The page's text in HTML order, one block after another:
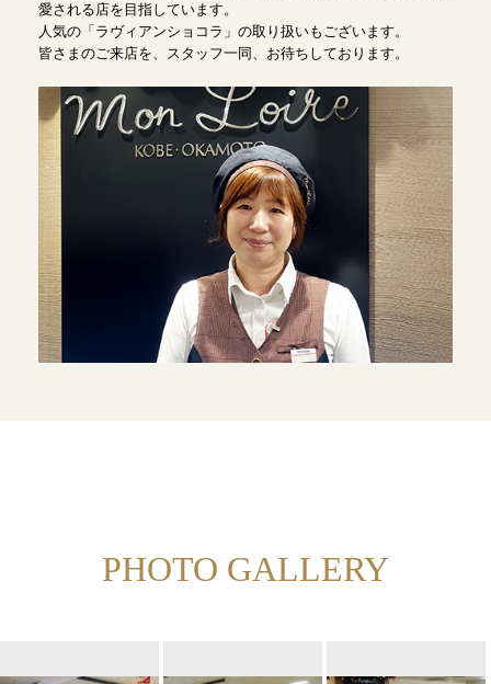
愛される店を目指しています。
人気の「ラヴィアンショコラ」の取り扱いもございます。
皆さまのご来店を、スタッフ一同、お待ちしております。
PHOTO GALLERY